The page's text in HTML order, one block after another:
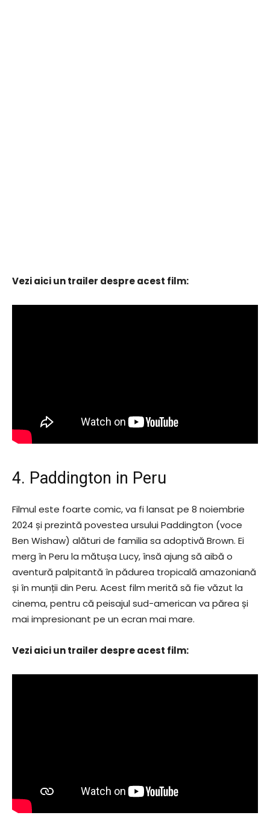
Vezi aici un trailer despre acest film:
4. Paddington in Peru
Filmul este foarte comic, va fi lansat pe 8 noiembrie
2024 și prezintă povestea ursului Paddington (voce
Ben Wishaw) alături de familia sa adoptivă Brown. Ei
merg în Peru la mătușa Lucy, însă ajung să aibă o
aventură palpitantă în pădurea tropicală amazoniană
și în munții din Peru. Acest film merită să fie văzut la
cinema, pentru că peisajul sud-american va părea și
mai impresionant pe un ecran mai mare.
Vezi aici un trailer despre acest film: